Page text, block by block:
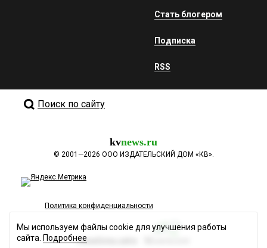
Стать блогером
Подписка
RSS
Поиск по сайту
kvnews.ru
© 2001—2026 ООО ИЗДАТЕЛЬСКИЙ ДОМ «КВ».
Политика конфиденциальности
Разработка сайта
Мы используем файлы cookie для улучшения работы
сайта. Подробнее